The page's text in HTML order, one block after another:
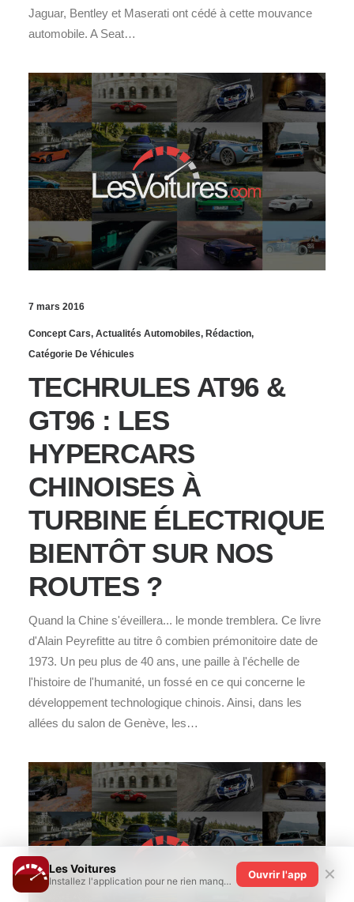
Jaguar, Bentley et Maserati ont cédé à cette mouvance
automobile. A Seat…
7 mars 2016
Concept Cars, Actualités Automobiles, Rédaction,
Catégorie De Véhicules
TECHRULES AT96 &
GT96 : LES
HYPERCARS
CHINOISES À
TURBINE ÉLECTRIQUE
BIENTÔT SUR NOS
ROUTES ?
Quand la Chine s'éveillera... le monde tremblera. Ce livre
d'Alain Peyrefitte au titre ô combien prémonitoire date de
1973. Un peu plus de 40 ans, une paille à l'échelle de
l'histoire de l'humanité, un fossé en ce qui concerne le
développement technologique chinois. Ainsi, dans les
allées du salon de Genève, les…
Les Voitures
Installez l'application pour ne rien manquer !
Ouvrir l'app ✕